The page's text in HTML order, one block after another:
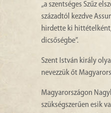
„a szentséges Szűz
századtól kezdve
hirdette ki
dicsőségbe”.
Szent István király
nevezzük őt
Magyarországon
szükségszerűen esik